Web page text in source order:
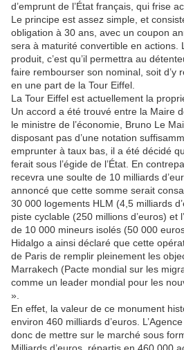
d’emprunt de l’État français, qui frise
Le principe est assez simple, et
obligation à 30 ans, avec un coupon
sera à maturité convertible en actions.
produit, c’est qu’il permettra au
faire rembourser son nominal, soit d’y
en une part de la Tour Eiffel.
La Tour Eiffel est actuellement la
Un accord a été trouvé entre la Maire
le ministre de l’économie, Bruno Le
disposant pas d’une notation
emprunter à taux bas, il a été décidé
ferait sous l’égide de l’État. En
recevra une soulte de 10 milliards
annoncé que cette somme serait
30 000 logements HLM (4,5 milliards
piste cyclable (250 millions d’euros) et
de 10 000 mineurs isolés (50 000
Hidalgo a ainsi déclaré que cette
de Paris de remplir pleinement les
Marrakech (Pacte mondial sur les
comme un leader mondial pour les
».
En effet, la valeur de ce monument
environ 460 milliards d’euros.
donc de mettre sur le marché sous